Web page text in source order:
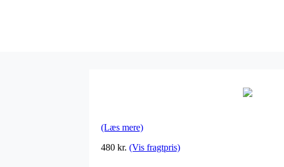
(Læs mere)
480 kr. (Vis fragtpris)